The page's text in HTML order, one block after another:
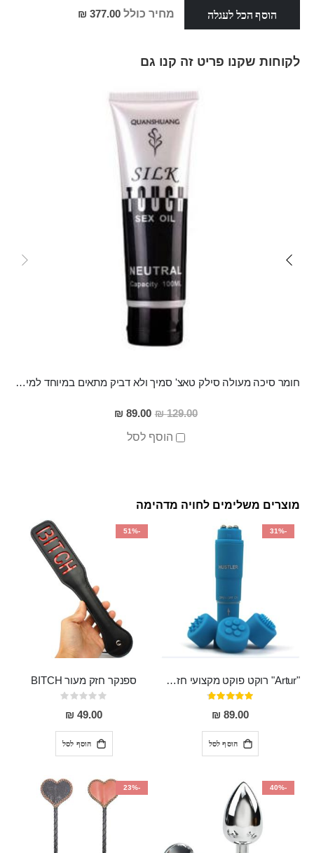
הוסף הכל לעגלה מחיר כולל 377.00 ₪
לקוחות שקנו פריט זה קנו גם
חומר סיכה מעולה סילק טאצ' סמיך ולא דביק מתאים במיוחד למין אנאלי
129.00 ₪
מחיר
מבצע
89.00 ₪
הוסף לסל
מוצרים משלימים לחויה מדהימה
-31%
"Artur" רוקט פוקט מקצועי חזק במיוחד
דירוג:
95%
89.00 ₪
הוסף לסל
-51%
ספנקר חזק מעור BITCH
Rating:
0%
49.00 ₪
הוסף לסל
-40%
-23%